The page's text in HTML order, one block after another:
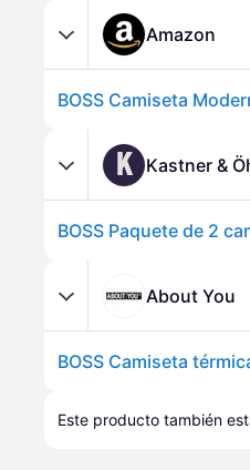
Amazon
BOSS Camiseta
K Kastner &
BOSS Paquete de 2
About You
BOSS Camiseta
Este producto también